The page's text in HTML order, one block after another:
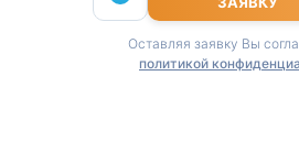
Оставляя заявку Вы
политикой